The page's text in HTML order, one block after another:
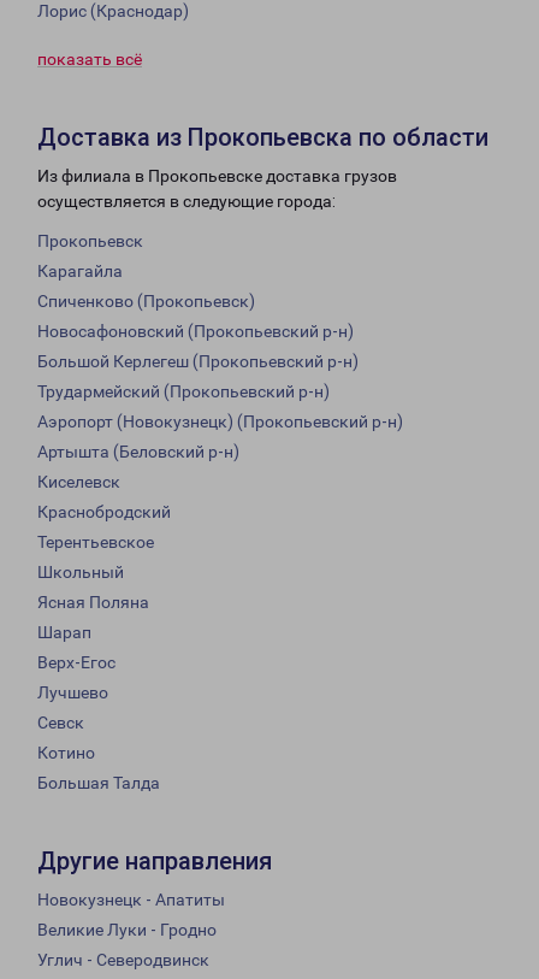
Лорис (Краснодар)
показать всё
Доставка из Прокопьевска по области
Из филиала в Прокопьевске доставка грузов
осуществляется в следующие города:
Прокопьевск
Карагайла
Спиченково (Прокопьевск)
Новосафоновский (Прокопьевский р-н)
Большой Керлегеш (Прокопьевский р-н)
Трудармейский (Прокопьевский р-н)
Аэропорт (Новокузнецк) (Прокопьевский р-н)
Артышта (Беловский р-н)
Киселевск
Краснобродский
Терентьевское
Школьный
Ясная Поляна
Шарап
Верх-Егос
Лучшево
Севск
Котино
Большая Талда
Другие направления
Новокузнецк - Апатиты
Великие Луки - Гродно
Углич - Северодвинск